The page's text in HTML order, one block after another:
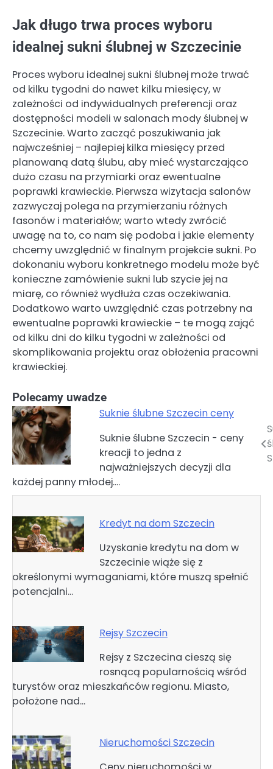
Jak długo trwa proces wyboru
idealnej sukni ślubnej w Szczecinie
Proces wyboru idealnej sukni ślubnej może trwać
od kilku tygodni do nawet kilku miesięcy, w
zależności od indywidualnych preferencji oraz
dostępności modeli w salonach mody ślubnej w
Szczecinie. Warto zacząć poszukiwania jak
najwcześniej – najlepiej kilka miesięcy przed
planowaną datą ślubu, aby mieć wystarczająco
dużo czasu na przymiarki oraz ewentualne
poprawki krawieckie. Pierwsza wizytacja salonów
zazwyczaj polega na przymierzaniu różnych
fasonów i materiałów; warto wtedy zwrócić
uwagę na to, co nam się podoba i jakie elementy
chcemy uwzględnić w finalnym projekcie sukni. Po
dokonaniu wyboru konkretnego modelu może być
konieczne zamówienie sukni lub szycie jej na
miarę, co również wydłuża czas oczekiwania.
Dodatkowo warto uwzględnić czas potrzebny na
ewentualne poprawki krawieckie – te mogą zająć
od kilku dni do kilku tygodni w zależności od
skomplikowania projektu oraz obłożenia pracowni
krawieckiej.
Polecamy uwadze
Suknie ślubne Szczecin ceny
Suknie ślubne Szczecin - ceny
kreacji to jedna z
najważniejszych decyzji dla
każdej panny młodej.…
Kredyt na dom Szczecin
Uzyskanie kredytu na dom w
Szczecinie wiąże się z
określonymi wymaganiami, które muszą spełnić
potencjalni…
Rejsy Szczecin
Rejsy z Szczecina cieszą się
rosnącą popularnością wśród
turystów oraz mieszkańców regionu. Miasto,
położone nad…
Nieruchomości Szczecin
Nawigacja
wpisu